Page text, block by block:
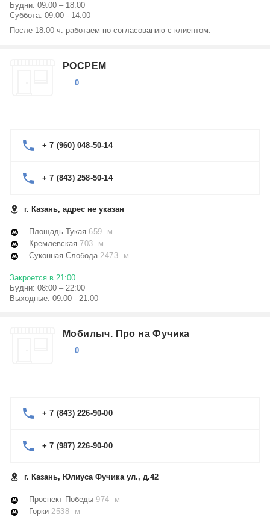
Будни: 09:00 – 18:00
Суббота: 09:00 - 14:00
После 18.00 ч. работаем по согласованию с клиентом.
РОСРЕМ
0
+ 7 (960) 048-50-14
+ 7 (843) 258-50-14
г. Казань, адрес не указан
Площадь Тукая 659 м
Кремлевская 703 м
Суконная Слобода2473 м
Закроется в 21:00
Будни: 08:00 – 22:00
Выходные: 09:00 - 21:00
Мобилыч. Про на Фучика
0
+ 7 (843) 226-90-00
+ 7 (987) 226-90-00
г. Казань, Юлиуса Фучика ул., д.42
Проспект Победы 974 м
Горки 2538 м